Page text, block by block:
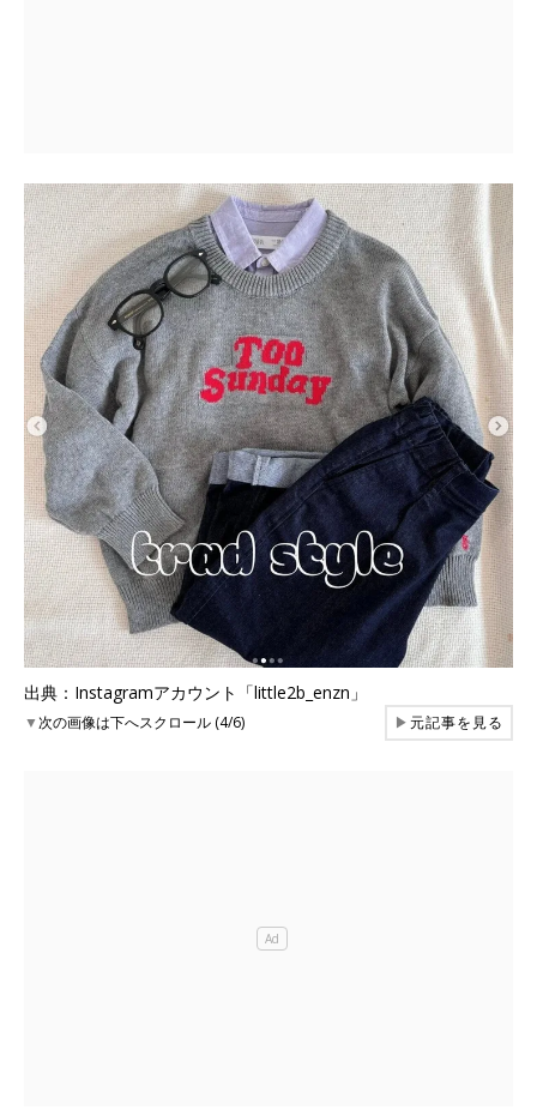
出典：Instagramアカウント「little2b_enzn」
▼次の画像は下へスクロール (4/6) ▶元記事を見る